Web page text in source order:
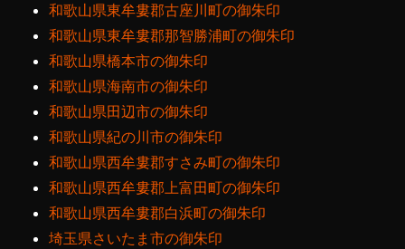
和歌山県東牟婁郡古座川町の御朱印
和歌山県東牟婁郡那智勝浦町の御朱印
和歌山県橋本市の御朱印
和歌山県海南市の御朱印
和歌山県田辺市の御朱印
和歌山県紀の川市の御朱印
和歌山県西牟婁郡すさみ町の御朱印
和歌山県西牟婁郡上富田町の御朱印
和歌山県西牟婁郡白浜町の御朱印
埼玉県さいたま市の御朱印